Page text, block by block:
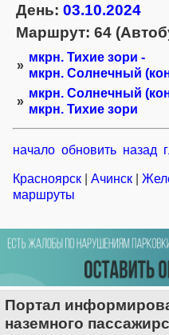
День: 03.10.2024
Маршрут: 64
»
мкрн. Тихие зори -
мкрн. Солнечный
»
мкрн. Солнечный
мкрн. Тихие зори
начало обновить назад
Красноярск Ачинск
маршруты
Портал
наземного